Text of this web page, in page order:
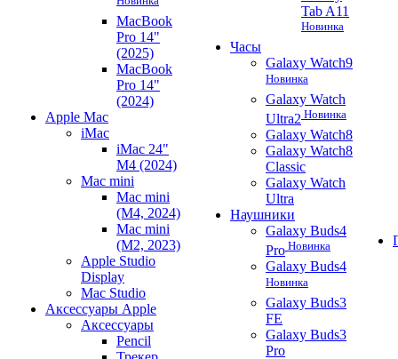
MacBook
Pro 14"
(2025)
MacBook
Pro 14"
(2024)
Apple Mac
iMac
iMac 24"
M4 (2024)
Mac mini
Mac mini
(M4, 2024)
Mac mini
(M2, 2023)
Apple Studio
Display
Mac Studio
Аксессуары Apple
Аксессуары
Pencil
Tab A11
Новинка
Часы
Galaxy Watch9
Новинка
Galaxy Watch
Ultra2 Новинка
Galaxy Watch8
Galaxy Watch8
Classic
Galaxy Watch
Ultra
Наушники
Galaxy Buds4
Pro Новинка
Galaxy Buds4
Новинка
Galaxy Buds3
FE
Galaxy Buds3
Pro